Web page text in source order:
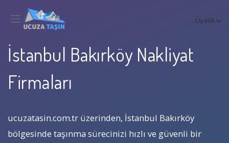
Üyelik
İstanbul Bakırköy Nakliyat
Firmaları
ucuzatasin.com.tr üzerinden, İstanbul Bakırköy
bölgesinde taşınma sürecinizi hızlı ve güvenli bir